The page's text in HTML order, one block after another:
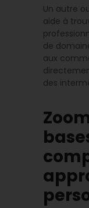
Un autre
aide à
de
aux
des